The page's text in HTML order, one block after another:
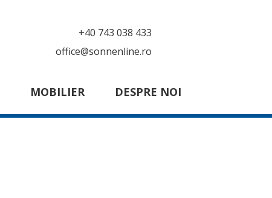
+40 743 038 433
office@sonnenline.ro
MOBILIER DESPRE NOI